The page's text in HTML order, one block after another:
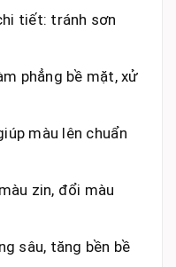
tiết: tránh sơn
phẳng bề mặt, xử
màu lên chuẩn
zin, đổi màu
sâu, tăng bền bề